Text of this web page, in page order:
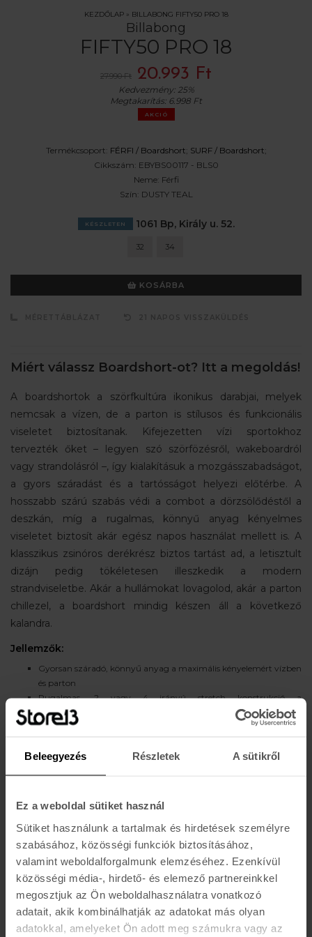
Beleegyezés Részletek A sütikről
Ez a weboldal sütiket használ
Sütiket használunk a tartalmak és hirdetések személyre
szabásához, közösségi funkciók biztosításához,
valamint weboldalforgalmunk elemzéséhez. Ezenkívül
közösségi média-, hirdető- és elemező partnereinkkel
megosztjuk az Ön weboldalhasználatra vonatkozó
adatait, akik kombinálhatják az adatokat más olyan
adatokkal, amelyeket Ön adott meg számukra vagy az
KEZDŐLAP» BILLABONG FIFTY50 PRO 18
Billabong
FIFTY50 PRO 18
27.990 Ft 20.993 Ft
Kedvezmény: 25%
Megtakarítás: 6.998 Ft
AKCIÓ
Termékcsoport: FÉRFI / Boardshort; SURF / Boardshort;
Cikkszám: EBYBS00117 - BLS0
Neme: Férfi
Szín: DUSTY TEAL
KÉSZLETEN 1061 Bp, Király u. 52.
32 34
KOSÁRBA
Miért válassz Boardshort-ot? Itt a megoldás!
A boardshortok a szörfkultúra ikonikus darabjai, melyek
nemcsak a vízen, de a parton is stílusos és funkcionális
viseletet biztosítanak. Kifejezetten vízi sportokhoz
tervezték őket – legyen szó szörfözésről, wakeboardról
vagy strandolásról –, így kialakításuk a mozgásszabadságot,
a gyors száradást és a tartósságot helyezi előtérbe. A
hosszabb szárú szabás védi a combot a dörzsölődéstől a
deszkán, míg a rugalmas, könnyű anyag kényelmes
viseletet biztosít akár egész napos használat mellett is. A
klasszikus zsinóros derékrész biztos tartást ad, a letisztult
dizájn pedig tökéletesen illeszkedik a modern
strandviseletbe. Akár a hullámokat lovagolod, akár a parton
chillezel, a boardshort mindig készen áll a következő
kalandra.
Jellemzők:
Gyorsan száradó, könnyű anyag a maximális kényelemért vízben
és parton
Rugalmas, 2 vagy 4 irányú stretch konstrukció a
mozgásszabadságért
Hosszabb szárú szabás a comb védelme és a klasszikus szörfstílus
Zsinóros derékrész a biztos, testre szabott illeszkedéshez
Ideális szörfözéshez, strandoláshoz, vízi sportokhoz és nyári
Ajánlott termékek a kategóriához